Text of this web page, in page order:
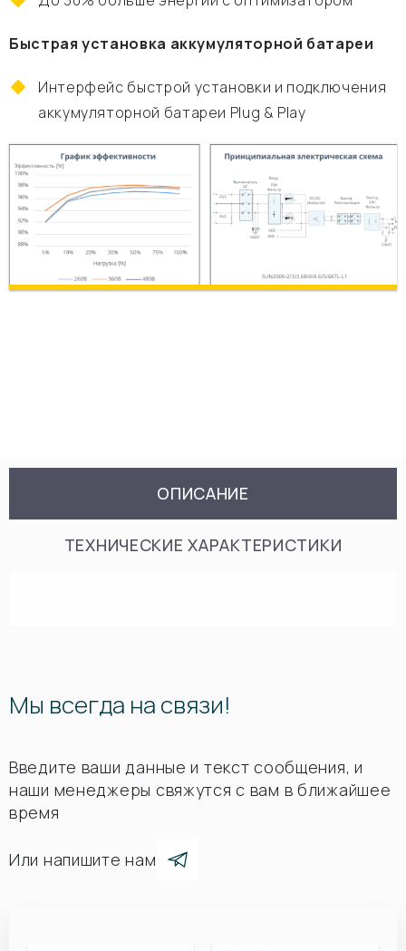
Быстрая установка аккумуляторной батареи
Интерфейс быстрой установки и подключения
аккумуляторной батареи Plug & Play
ОПИСАНИЕ
ТЕХНИЧЕСКИЕ ХАРАКТЕРИСТИКИ
Мы всегда на связи!
Введите ваши данные и текст сообщения, и
наши менеджеры свяжутся с вам в ближайшее
время
Или напишите нам